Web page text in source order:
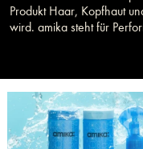
Produkt Haar, Kopfhaut
wird. amika steht für